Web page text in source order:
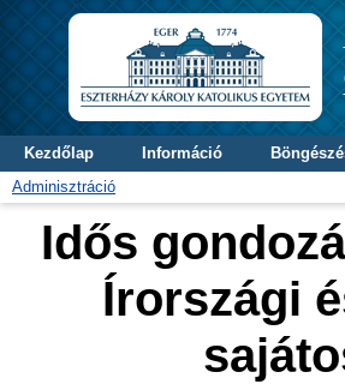
Kezdőlap Információ
Adminisztráció
Idős
Írországi